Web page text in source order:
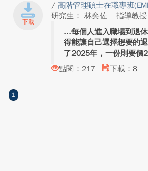
/ 高階管理碩士在職專班
研究生： 林奕佐
指導教授
每個人進入職場到退
得能讓自己選擇想要的
了2025年，一份則要價
點閱：217
下載：8
1